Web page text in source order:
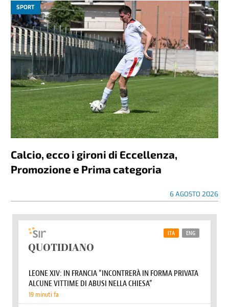
SPORT
Calcio, ecco i gironi di Eccellenza,
Promozione e Prima categoria
6 AGOSTO 2026